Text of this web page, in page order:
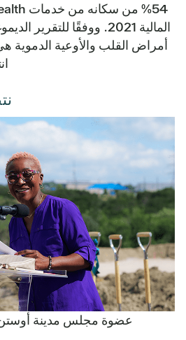
أمراض القلب والأوعية الدموية
عضوة مجلس مدينة أوستن